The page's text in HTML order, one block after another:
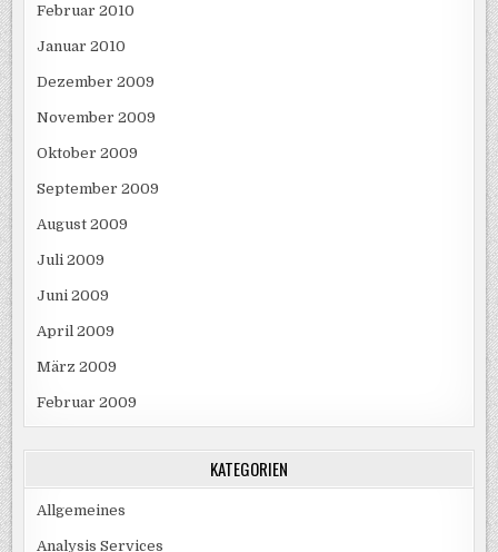
Februar 2010
Januar 2010
Dezember 2009
November 2009
Oktober 2009
September 2009
August 2009
Juli 2009
Juni 2009
April 2009
März 2009
Februar 2009
KATEGORIEN
Allgemeines
Analysis Services